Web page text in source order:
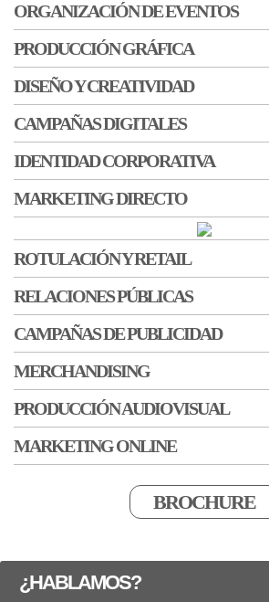
ORGANIZACIÓN DE EVENTOS
PRODUCCIÓN GRÁFICA
DISEÑO Y CREATIVIDAD
CAMPAÑAS DIGITALES
IDENTIDAD CORPORATIVA
MARKETING DIRECTO
ROTULACIÓN Y RETAIL
RELACIONES PÚBLICAS
CAMPAÑAS DE PUBLICIDAD
MERCHANDISING
PRODUCCIÓN AUDIOVISUAL
MARKETING ONLINE
BROCHURE
¿HABLAMOS?